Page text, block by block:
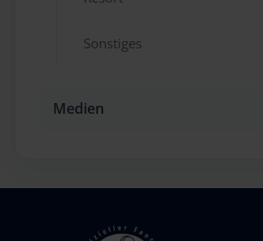
Sonstiges
Medien